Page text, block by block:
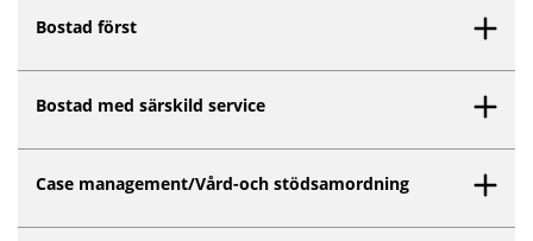
Bostad först
Bostad med särskild service
Case management/Vård-och stödsamordning